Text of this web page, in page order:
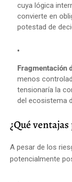
cuya lógica
convierte en
potestad de
Fragmentación
menos
tensionaría la
del ecosistema
¿Qué
A pesar de los
potencialmente